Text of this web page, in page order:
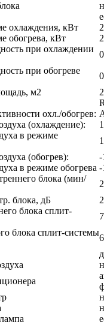
охлаждения, кВт
обогрева, кВт
при охлаждении
при обогреве
м2
охл./обогрев:
(охлаждение):
в режиме
(обогрев):
-
в режиме обогрева -
блока (мин/
блока, дБ
блока сплит-
блока сплит-системы